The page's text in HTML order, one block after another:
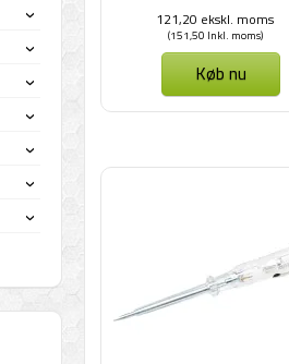
121,20 ekskl. moms
(151,50 Inkl. moms)
Køb nu
›
›
›
›
›
›
›